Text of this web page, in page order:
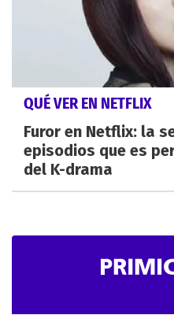
QUÉ VER EN NETFLIX
Furor en Netflix: la
episodios que es
del K-drama